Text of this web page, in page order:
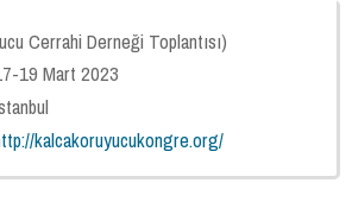
Kadavra Kursu
Kadavra Kursu Programı
Kadavra Kursu
Cerrahi Sempozyumu ve Kalça Artroskopisi
Cerrahi Derneği Toplantısı)
19 Mart 2023
kalcakoruyucukongre.org/